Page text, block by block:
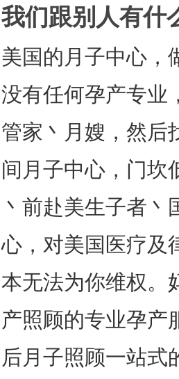
我们跟别人有什
美国的月子中心，
没有任何孕产专业
管家丶月嫂，然后
间月子中心，门坎
丶前赴美生子者
心，对美国医疗及
本无法为你维权。
产照顾的专业孕产
后月子照顾一站式